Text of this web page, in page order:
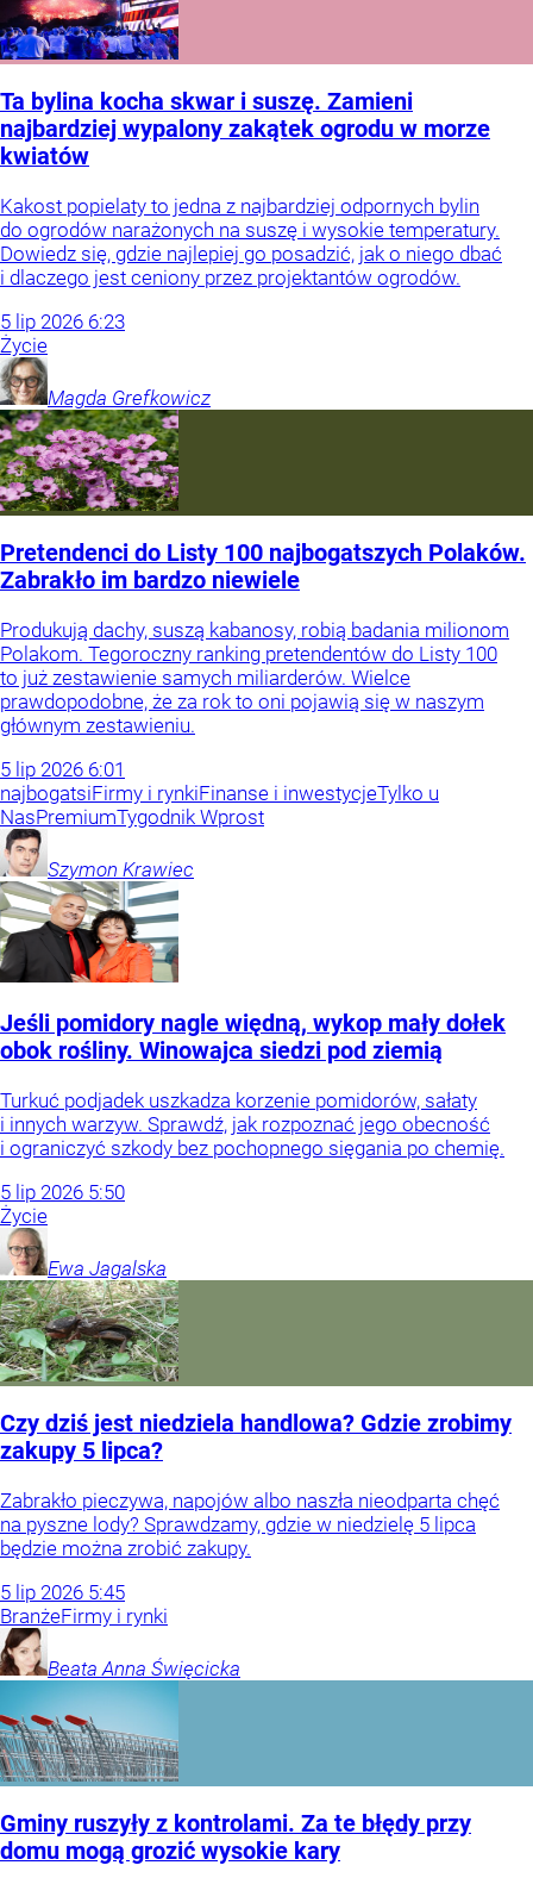
Ta bylina kocha skwar i suszę. Zamieni
najbardziej wypalony zakątek ogrodu w morze
kwiatów
Kakost popielaty to jedna z najbardziej odpornych bylin
do ogrodów narażonych na suszę i wysokie temperatury.
Dowiedz się, gdzie najlepiej go posadzić, jak o niego dbać
i dlaczego jest ceniony przez projektantów ogrodów.
5 lip 2026 6:23
Życie
Magda Grefkowicz
Pretendenci do Listy 100 najbogatszych Polaków.
Zabrakło im bardzo niewiele
Produkują dachy, suszą kabanosy, robią badania milionom
Polakom. Tegoroczny ranking pretendentów do Listy 100
to już zestawienie samych miliarderów. Wielce
prawdopodobne, że za rok to oni pojawią się w naszym
głównym zestawieniu.
5 lip 2026 6:01
najbogatsiFirmy i rynkiFinanse i inwestycjeTylko u
NasPremiumTygodnik Wprost
Szymon Krawiec
Jeśli pomidory nagle więdną, wykop mały dołek
obok rośliny. Winowajca siedzi pod ziemią
Turkuć podjadek uszkadza korzenie pomidorów, sałaty
i innych warzyw. Sprawdź, jak rozpoznać jego obecność
i ograniczyć szkody bez pochopnego sięgania po chemię.
5 lip 2026 5:50
Życie
Ewa Jagalska
Czy dziś jest niedziela handlowa? Gdzie zrobimy
zakupy 5 lipca?
Zabrakło pieczywa, napojów albo naszła nieodparta chęć
na pyszne lody? Sprawdzamy, gdzie w niedzielę 5 lipca
będzie można zrobić zakupy.
5 lip 2026 5:45
BranżeFirmy i rynki
Beata Anna Święcicka
Gminy ruszyły z kontrolami. Za te błędy przy
domu mogą grozić wysokie kary